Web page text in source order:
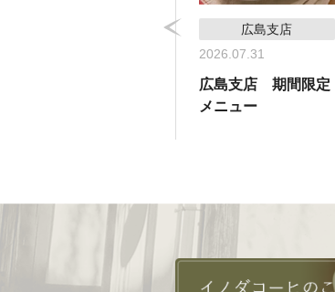
広島支店
2026.07.31
広島支店 期間限定
メニュー